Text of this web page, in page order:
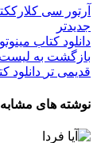
آرتور سی کلارککتاب
جدیدتر
دانلود کتاب
بازگشت به لیست
قدیمی تر دانلود
نوشته های مشابه